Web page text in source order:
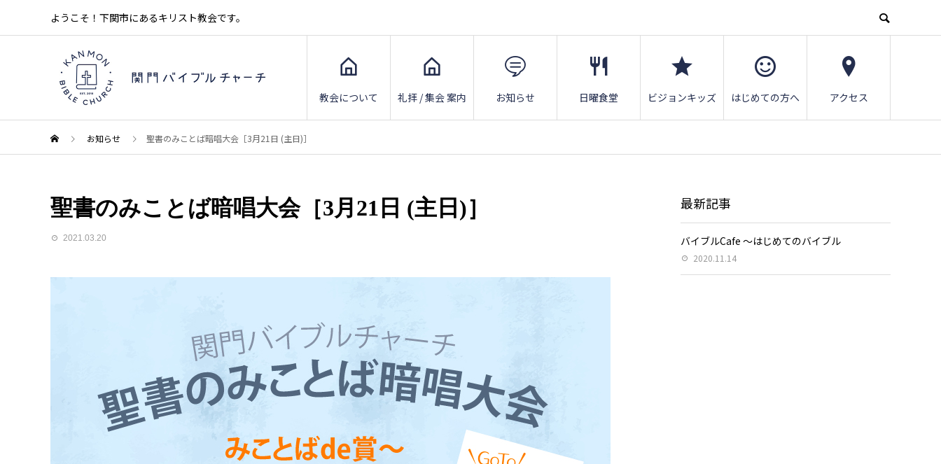
ようこそ！下関市にあるキリスト教会です。
教会について 礼拝 / 集会 案内 お知らせ 日曜食堂 ビジョンキッズ はじめての方へ アクセス
お知らせ 聖書のみことば暗唱大会［3月21日 (主日)］
聖書のみことば暗唱大会［3月21日 (主日)］
2021.03.20
最新記事
バイブルCafe ～はじめてのバイブル
2020.11.14